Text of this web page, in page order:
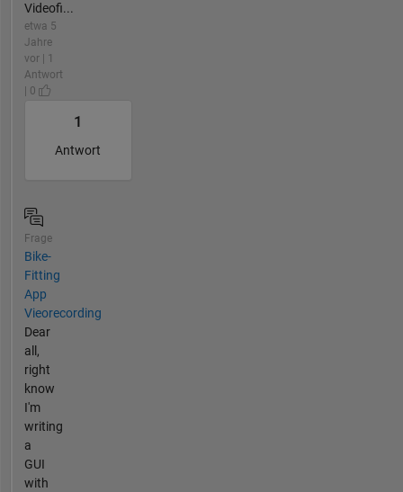
Videofi...
etwa 5
Jahre
vor | 1
Antwort
| 0
1
Antwort
Frage
Bike-
Fitting
App
Vieorecording
Dear
all,
right
know
I'm
writing
a
GUI
with